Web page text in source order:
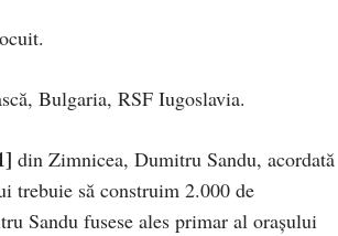
Bulgaria, RSF Iugoslavia.
din Zimnicea, Dumitru Sandu, acordată
trebuie să construim 2.000 de
Sandu fusese ales primar al oraşului